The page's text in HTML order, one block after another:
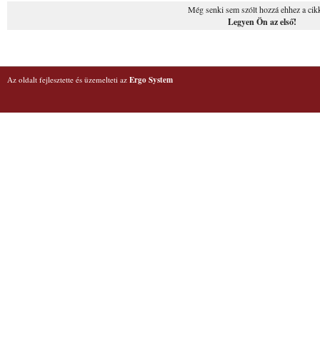
Még senki sem szólt hozzá ehhez a
Legyen Ön az első!
Az oldalt fejlesztette és üzemelteti az Ergo System